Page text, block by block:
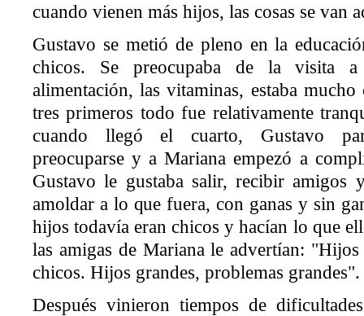
cuando vienen más hijos, las cosas se van
Gustavo se metió de pleno en la
chicos. Se preocupaba de la visita
alimentación, las vitaminas, estaba
tres primeros todo fue relativamente
cuando llegó el cuarto, Gustavo
preocuparse y a Mariana empezó a
Gustavo le gustaba salir, recibir amigos
amoldar a lo que fuera, con ganas y sin
hijos todavía eran chicos y hacían lo que
las amigas de Mariana le advertían:
chicos. Hijos grandes, problemas grandes".
Después vinieron tiempos de